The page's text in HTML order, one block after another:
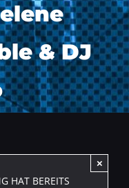
& DJ
HAT BEREITS
×